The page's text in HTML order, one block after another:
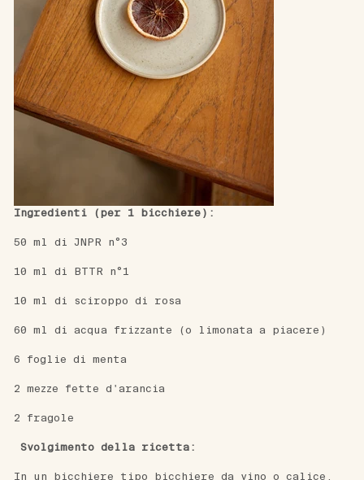
Ingredienti (per 1 bicchiere):
50 ml di JNPR n°3
10 ml di BTTR n°1
10 ml di sciroppo di rosa
60 ml di acqua frizzante (o limonata a piacere)
6 foglie di menta
2 mezze fette d'arancia
2 fragole
Svolgimento della ricetta:
In un bicchiere tipo bicchiere da vino o calice,